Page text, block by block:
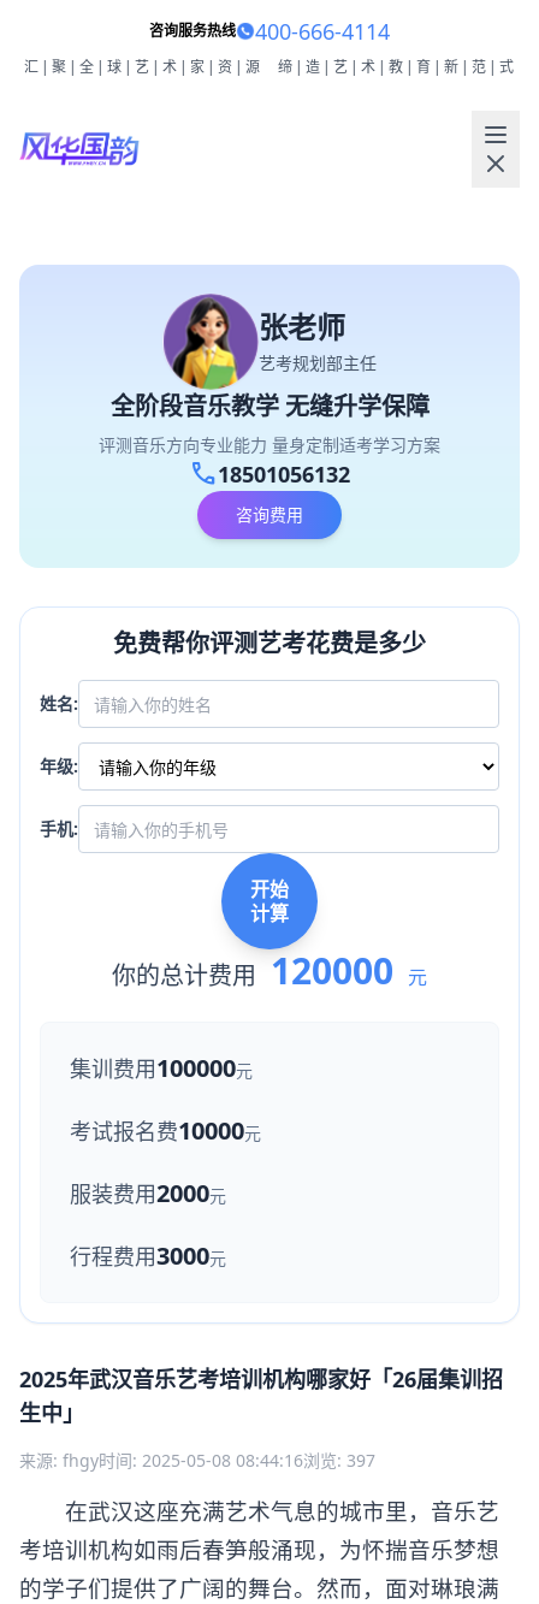
咨询服务热线 400-666-4114
汇|聚|全|球|艺|术|家|资|源 缔|造|艺|术|教|育|新|范|式
张老师
艺考规划部主任
全阶段音乐教学 无缝升学保障
评测音乐方向专业能力 量身定制适考学习方案
call18501056132
咨询费用
免费帮你评测艺考花费是多少
姓名:
年级:
手机:
开始
计算
你的总计费用 120000 元
集训费用100000元
考试报名费10000元
服装费用2000元
行程费用3000元
2025年武汉音乐艺考培训机构哪家好「26届集训招
生中」
来源: fhgy时间: 2025-05-08 08:44:16浏览: 397
在武汉这座充满艺术气息的城市里，音乐艺
考培训机构如雨后春笋般涌现，为怀揣音乐梦想
的学子们提供了广阔的舞台。然而，面对琳琅满